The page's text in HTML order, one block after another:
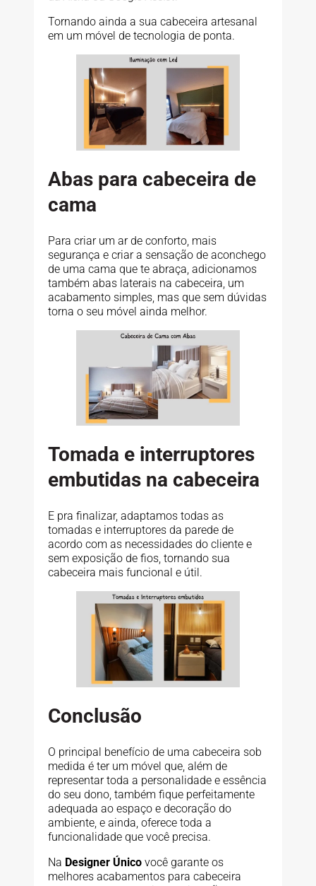
Tornando ainda a sua cabeceira artesanal
em um móvel de tecnologia de ponta.
Abas para cabeceira de
cama
Para criar um ar de conforto, mais
segurança e criar a sensação de aconchego
de uma cama que te abraça, adicionamos
também abas laterais na cabeceira, um
acabamento simples, mas que sem dúvidas
torna o seu móvel ainda melhor.
Tomada e interruptores
embutidas na cabeceira
E pra finalizar, adaptamos todas as
tomadas e interruptores da parede de
acordo com as necessidades do cliente e
sem exposição de fios, tornando sua
cabeceira mais funcional e útil.
Conclusão
O principal benefício de uma cabeceira sob
medida é ter um móvel que, além de
representar toda a personalidade e essência
do seu dono, também fique perfeitamente
adequada ao espaço e decoração do
ambiente, e ainda, oferece toda a
funcionalidade que você precisa.
Na Designer Único você garante os
melhores acabamentos para cabeceira